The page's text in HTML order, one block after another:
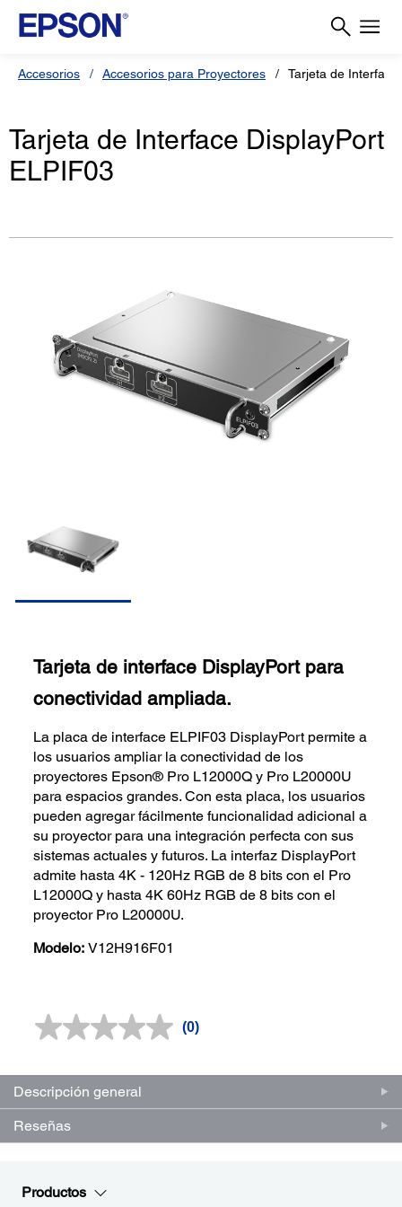
Accesorios Accesorios para Proyectores Tarjeta de
Tarjeta de Interface DisplayPort
ELPIF03
Tarjeta de interface DisplayPort para
conectividad ampliada.
La placa de interface ELPIF03 DisplayPort permite a
los usuarios ampliar la conectividad de los
proyectores Epson® Pro L12000Q y Pro L20000U
para espacios grandes. Con esta placa, los usuarios
pueden agregar fácilmente funcionalidad adicional a
su proyector para una integración perfecta con sus
sistemas actuales y futuros. La interfaz DisplayPort
admite hasta 4K - 120Hz RGB de 8 bits con el Pro
L12000Q y hasta 4K 60Hz RGB de 8 bits con el
proyector Pro L20000U.
Modelo: V12H916F01
Sin
en
misma
(0)
Descripción general
Reseñas
Productos